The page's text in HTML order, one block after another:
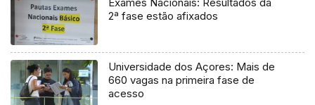
Exames Nacionais: Resultados da
2ª fase estão afixados
Universidade dos Açores: Mais de
660 vagas na primeira fase de
acesso